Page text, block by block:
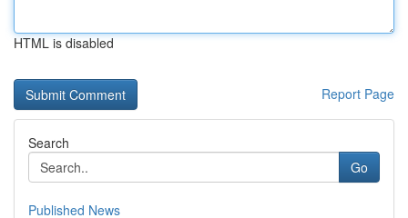
HTML is disabled
Report Page
Search
Go
Published News